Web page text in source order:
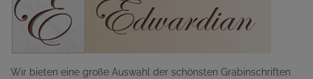
Wir bieten eine große Auswahl der schönsten Grabinschriften